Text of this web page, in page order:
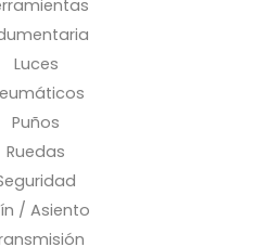
Luces
Puños
Ruedas
/ Asiento